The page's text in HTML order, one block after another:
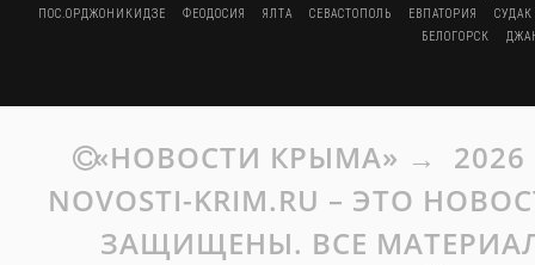
ПОС.ОРДЖОНИКИДЗЕ
ФЕОДОСИЯ ЯЛТА СЕВАСТОПОЛЬ ЕВПАТОРИЯ
СУДАК
БЕЛОГОРСК
«НОВОСТИ КРЫМА» → 2026
NOVOSTI-KRIM.RU – ЭТО
ЗАЩИЩЕНЫ. ВСЕ